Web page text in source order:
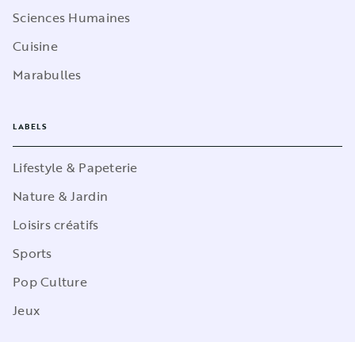
Sciences Humaines
Cuisine
Marabulles
LABELS
Lifestyle & Papeterie
Nature & Jardin
Loisirs créatifs
Sports
Pop Culture
Jeux